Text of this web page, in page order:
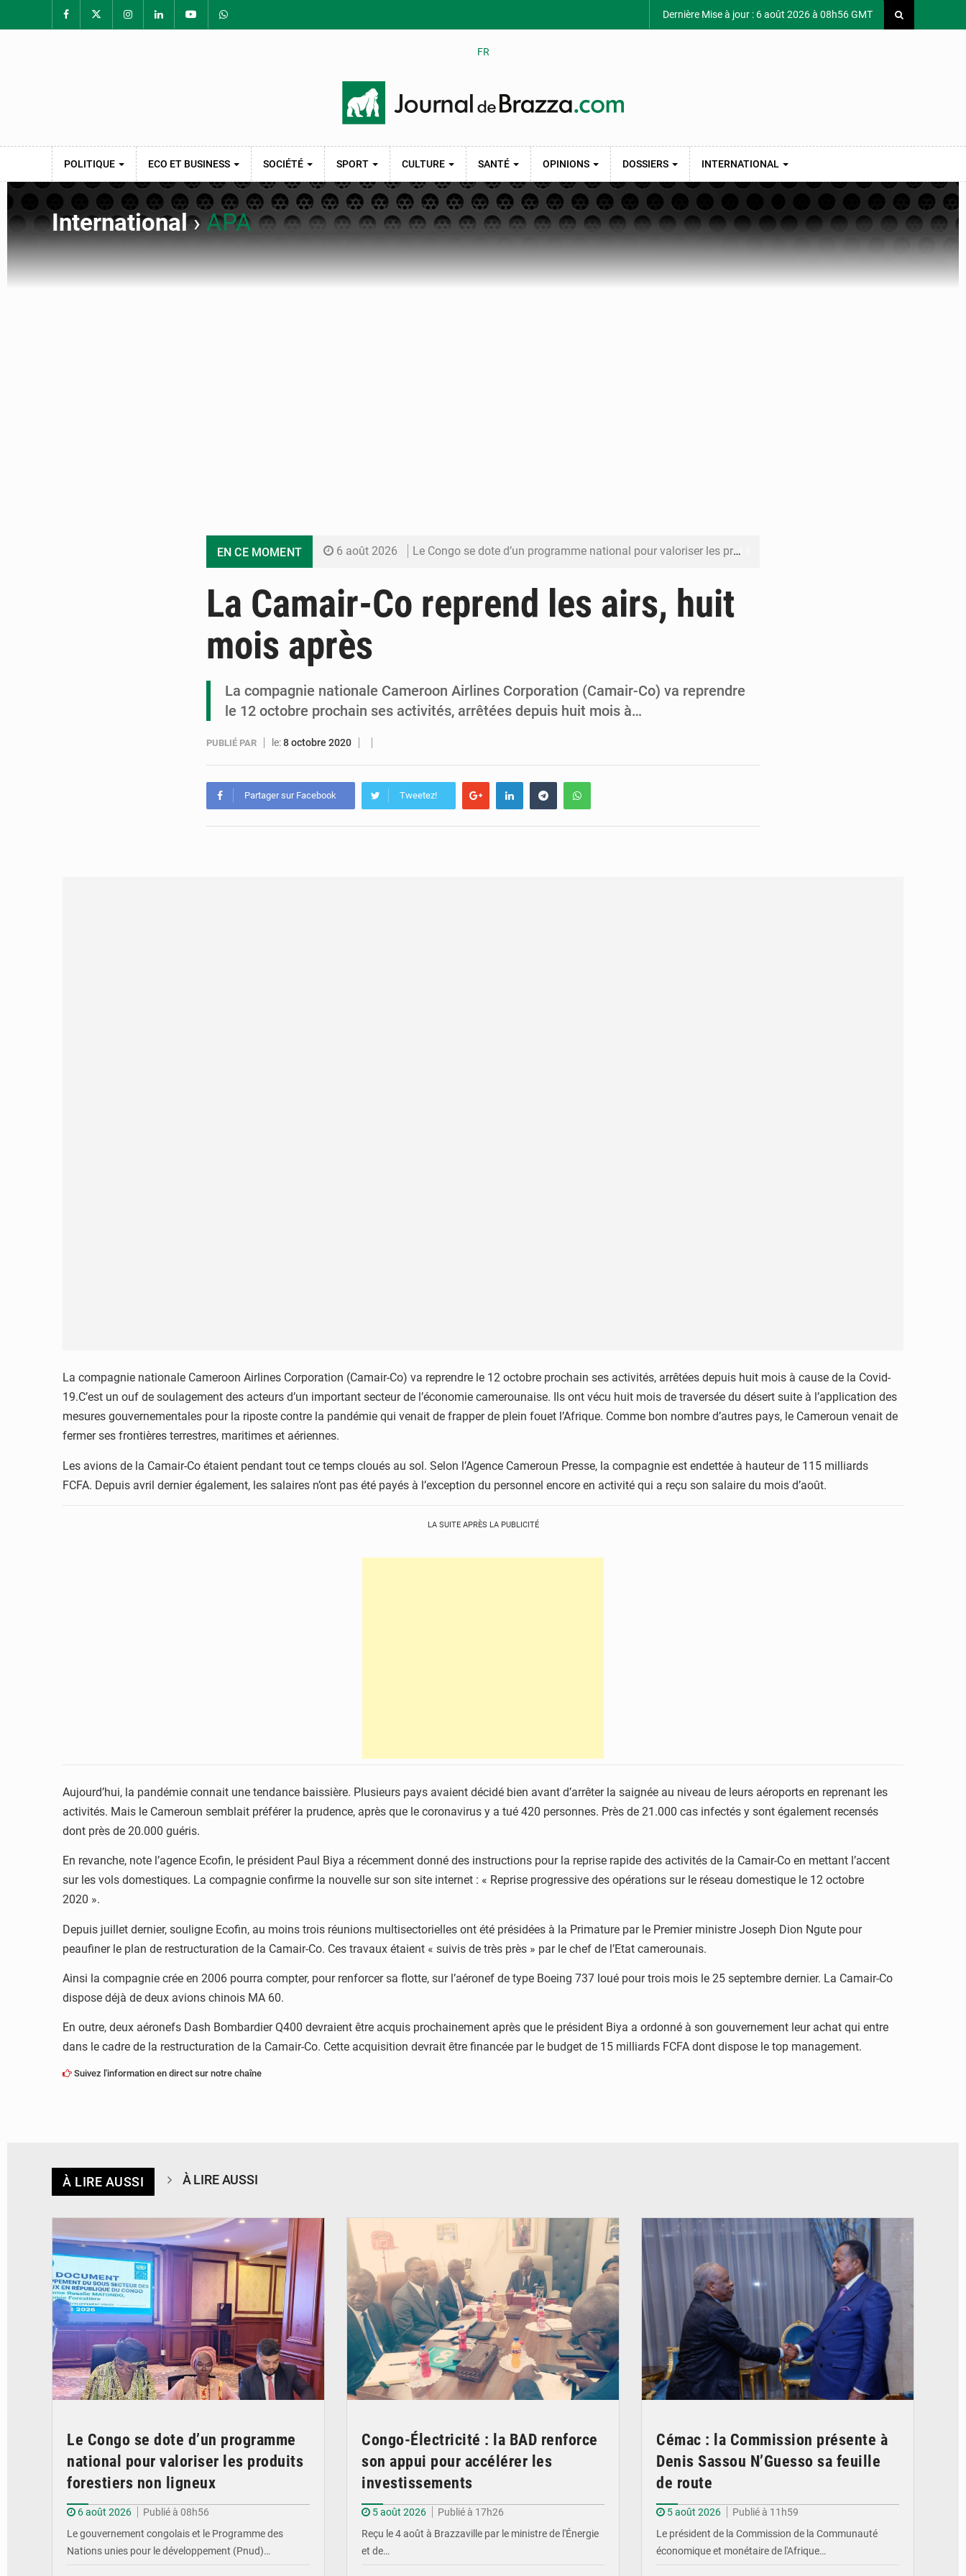
Dernière Mise à jour : 6 août 2026 à 08h56 GMT
FR
POLITIQUE ECO ET BUSINESS SOCIÉTÉ SPORT CULTURE SANTÉ OPINIONS DOSSIERS INTERNATIONAL
International›APA
EN CE MOMENT 6 août 2026 Le Congo se dote d’un programme national pour valoriser les produits forestiers non ligneux
5 août 2026 Cémac : la Commission présente à Denis Sassou N’Guesso sa feuille de route
5 août 2026
La Camair-Co reprend les airs, huit
mois après
La compagnie nationale Cameroon Airlines Corporation (Camair-Co) va reprendre
le 12 octobre prochain ses activités, arrêtées depuis huit mois à…
PUBLIÉ PAR le:8 octobre 2020
Partager sur Facebook Tweetez!
La compagnie nationale Cameroon Airlines Corporation (Camair-Co) va reprendre le 12 octobre prochain ses activités, arrêtées depuis huit mois à cause de la Covid-
19.C’est un ouf de soulagement des acteurs d’un important secteur de l’économie camerounaise. Ils ont vécu huit mois de traversée du désert suite à l’application des
mesures gouvernementales pour la riposte contre la pandémie qui venait de frapper de plein fouet l’Afrique. Comme bon nombre d’autres pays, le Cameroun venait de
fermer ses frontières terrestres, maritimes et aériennes.
Les avions de la Camair-Co étaient pendant tout ce temps cloués au sol. Selon l’Agence Cameroun Presse, la compagnie est endettée à hauteur de 115 milliards
FCFA. Depuis avril dernier également, les salaires n’ont pas été payés à l’exception du personnel encore en activité qui a reçu son salaire du mois d’août.
LA SUITE APRÈS LA PUBLICITÉ
Aujourd’hui, la pandémie connait une tendance baissière. Plusieurs pays avaient décidé bien avant d’arrêter la saignée au niveau de leurs aéroports en reprenant les
activités. Mais le Cameroun semblait préférer la prudence, après que le coronavirus y a tué 420 personnes. Près de 21.000 cas infectés y sont également recensés
dont près de 20.000 guéris.
En revanche, note l’agence Ecofin, le président Paul Biya a récemment donné des instructions pour la reprise rapide des activités de la Camair-Co en mettant l’accent
sur les vols domestiques. La compagnie confirme la nouvelle sur son site internet : « Reprise progressive des opérations sur le réseau domestique le 12 octobre
2020 ».
Depuis juillet dernier, souligne Ecofin, au moins trois réunions multisectorielles ont été présidées à la Primature par le Premier ministre Joseph Dion Ngute pour
peaufiner le plan de restructuration de la Camair-Co. Ces travaux étaient « suivis de très près » par le chef de l’Etat camerounais.
Ainsi la compagnie crée en 2006 pourra compter, pour renforcer sa flotte, sur l’aéronef de type Boeing 737 loué pour trois mois le 25 septembre dernier. La Camair-Co
dispose déjà de deux avions chinois MA 60.
En outre, deux aéronefs Dash Bombardier Q400 devraient être acquis prochainement après que le président Biya a ordonné à son gouvernement leur achat qui entre
dans le cadre de la restructuration de la Camair-Co. Cette acquisition devrait être financée par le budget de 15 milliards FCFA dont dispose le top management.
Suivez l'information en direct sur notre chaîne
À LIRE AUSSI À LIRE AUSSI
Le Congo se dote d’un programme
national pour valoriser les produits
forestiers non ligneux
6 août 2026
Publié à 08h56
Le gouvernement congolais et le Programme des
Nations unies pour le développement (Pnud)…
Congo-Électricité : la BAD renforce
son appui pour accélérer les
investissements
5 août 2026
Publié à 17h26
Reçu le 4 août à Brazzaville par le ministre de l'Énergie
et de…
Cémac : la Commission présente à
Denis Sassou N’Guesso sa feuille
de route
5 août 2026
Publié à 11h59
Le président de la Commission de la Communauté
économique et monétaire de l'Afrique…